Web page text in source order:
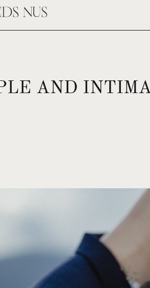
AND